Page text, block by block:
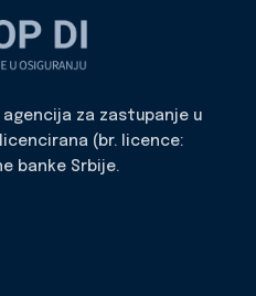
agencija za zastupanje u
(br. licence:
banke Srbije.